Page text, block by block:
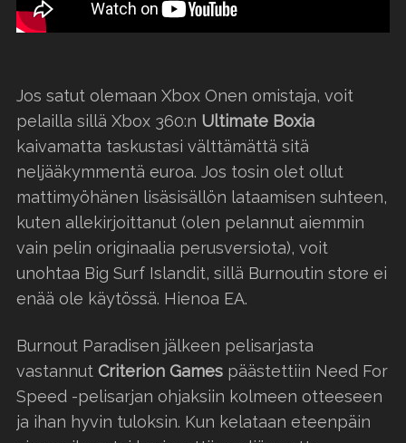
Jos satut olemaan Xbox Onen omistaja, voit
pelailla sillä Xbox 360:n Ultimate Boxia
kaivamatta taskustasi välttämättä sitä
neljääkymmentä euroa. Jos tosin olet ollut
mattimyöhänen lisäsisällön lataamisen suhteen,
kuten allekirjoittanut (olen pelannut aiemmin
vain pelin originaalia perusversiota), voit
unohtaa Big Surf Islandit, sillä Burnoutin store ei
enää ole käytössä. Hienoa EA.
Burnout Paradisen jälkeen pelisarjasta
vastannut Criterion Games päästettiin Need For
Speed -pelisarjan ohjaksiin kolmeen otteeseen
ja ihan hyvin tuloksin. Kun kelataan eteenpäin